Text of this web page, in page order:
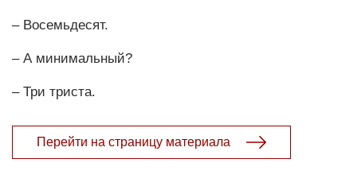
– Восемьдесят.
– А минимальный?
– Три триста.
Перейти на страницу материала